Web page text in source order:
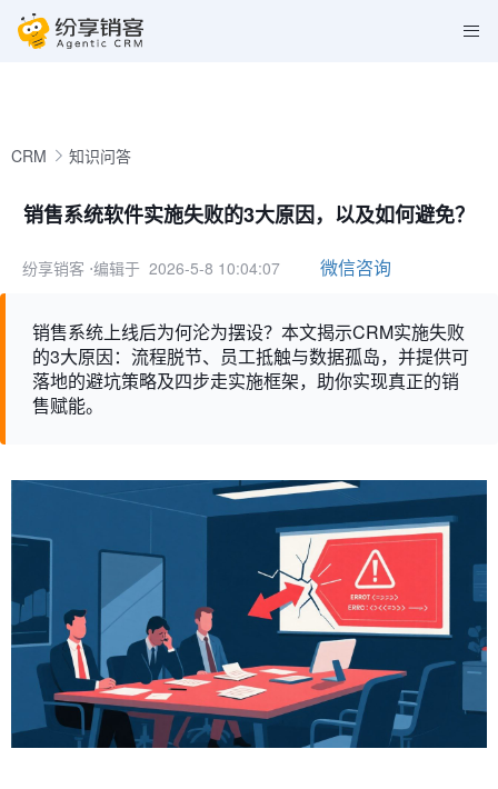
CRM 知识问答
销售系统软件实施失败的3大原因，以及如何避免？
纷享销客 ⋅编辑于 2026-5-8 10:04:07 微信咨询
销售系统上线后为何沦为摆设？本文揭示CRM实施失败
的3大原因：流程脱节、员工抵触与数据孤岛，并提供可
落地的避坑策略及四步走实施框架，助你实现真正的销
售赋能。